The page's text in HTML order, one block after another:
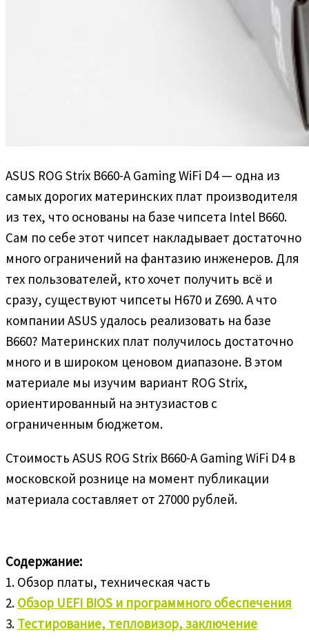
ASUS ROG Strix B660-A Gaming WiFi D4 — одна из
самых дорогих материнских плат производителя
из тех, что основаны на базе чипсета Intel B660.
Сам по себе этот чипсет накладывает достаточно
много ограничений на фантазию инженеров. Для
тех пользователей, кто хочет получить всё и
сразу, существуют чипсеты H670 и Z690. А что
компании ASUS удалось реализовать на базе
B660? Материнских плат получилось достаточно
много и в широком ценовом диапазоне. В этом
материале мы изучим вариант ROG Strix,
ориентированный на энтузиастов с
ограниченным бюджетом.
Стоимость ASUS ROG Strix B660-A Gaming WiFi D4 в
московской рознице на момент публикации
материала составляет от 27000 рублей.
Содержание:
1. Обзор платы, техническая часть
2. Обзор UEFI BIOS и программного обеспечения
3. Тестирование, тепловизор, заключение